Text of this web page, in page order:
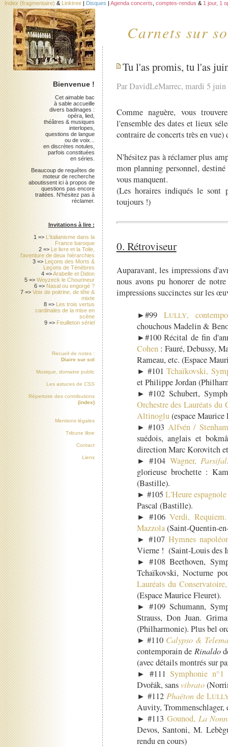
Carnets sur
Index (fragmentaire) & Linktree | Disques | Agenda concerts comptes-rendus & 1 jour, 1
Tu l'as promis, tu l'as
Par DavidLeMarrec, mardi 5
Comme naguère, vous
l'ensemble des dates et lieux
contraire de concerts très en vue)
N'hésitez pas à réclamer plus
mon planning personnel,
vous manquent.
(Les horaires indiqués le
toujours !)
0. Rétroviseur
Auparavant, les impressions
nous avons pu honorer de
impressions succinctes sur les
►#99 LULLY,
chouchous Madelin &
►#100 Récital de fin
Cohen: Fauré, Debussy,
Rameau, etc. (Espace
► #101Tchaïkovski,
et Philippe Jordan
► #102 Schubert,
Orchestre des Lauréats
Altinoglu(espace Maurice
► #103 Alfvén /
suédois, anglais et
direction Marc Korovitch
► #104 Wagner,Parsifal
glorieuse brochette :
(Bastille).
► #105 L'Heure
Pascal (Bastille).
► #106Verdi,
Mazzola(Saint-Quentin-
► #107 Hymnes
Vierne ! (Saint-Louis des
► #108 Beethoven,
Tchaïkovski, Nocturne
Lauréats du
(Espace Maurice Fleuret).
► #109 Schumann,
Strauss, Don Juan.
(Philharmonie). Plus bel
► #110 Calypso &
contemporain de Rinaldo
(avec détails montrés sur
► #111Symphonie n°1
Dvořák, sansvibrato
► #112 Phaëtonde L
Auvity, Trommenschlager,
► #113Gounod, La
Devos, Santoni, M.
rendu en cours)
Bienvenue !
Cet aimable bac
à sable accueille
divers badinages :
opéra, lied,
théâtres & musiques
interlopes,
questions de langue
ou de voix...
en discrètes notules,
parfois constituées
en séries.
Beaucoup de requêtes de
moteur de recherche
aboutissent ici à propos de
questions pas encore
traitées. N'hésitez pas à
réclamer.
Invitations à lire :
1 => L'italianisme dans la
France baroque
2 => Le livre et la Toile,
l'aventure de deux hiérarchies
3 => Leçons des Morts &
Leçons de Ténèbres
4 =>Arabelle et Didon
5 =>Woyzeck le Chourineur
6 => Nasal ou engorgé ?
7 =>Voix de poitrine, de tête &
mixte
8 => Les trois vertus
cardinales de la mise en
scène
9 => Feuilleton sériel
Recueil de notes :
Diaire sur sol
Musique, domaine public
Les astuces de CSS
Répertoire des contributions
(index)
Mentions légales
Tribune libre
Contact
Liens